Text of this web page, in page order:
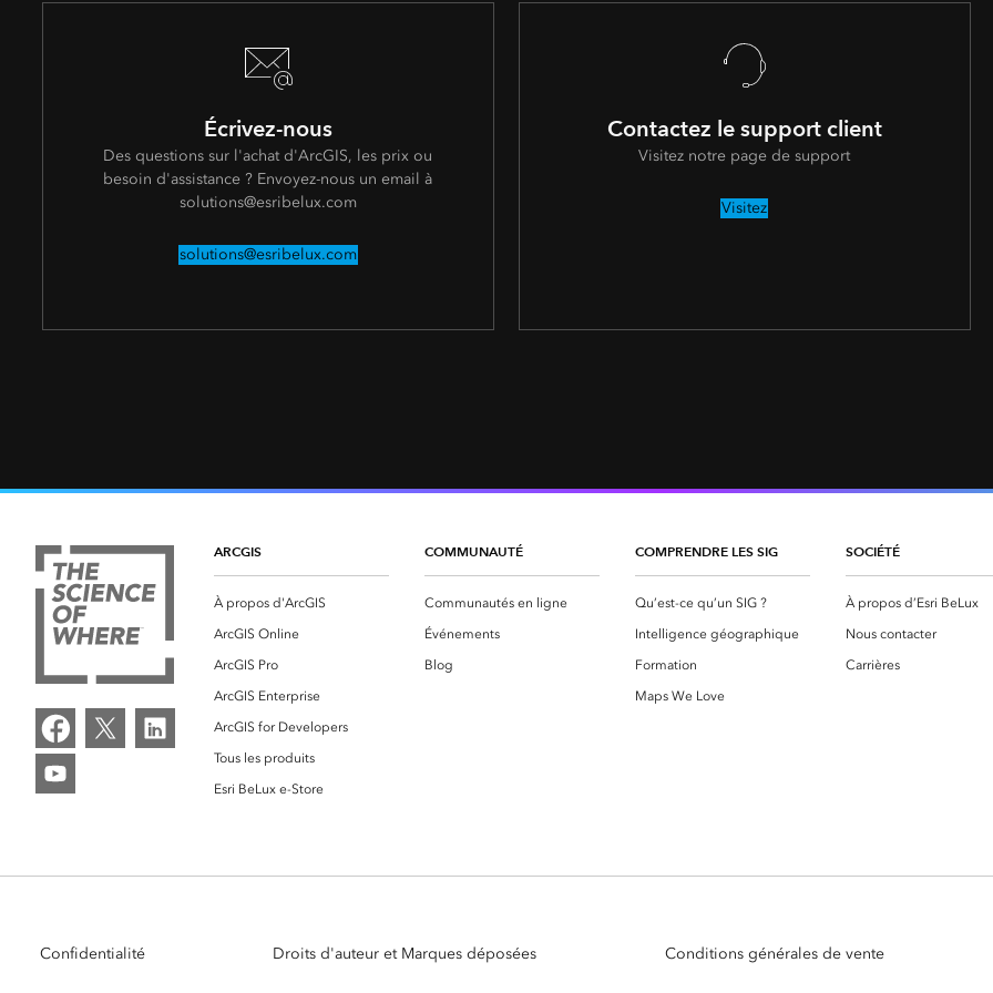
Écrivez-nous
Des questions sur l'achat d'ArcGIS, les prix ou
besoin d'assistance ? Envoyez-nous un email à
solutions@esribelux.com
solutions@esribelux.com
Contactez le support client
Visitez notre page de support
Visitez
ARCGIS
À propos d'ArcGIS
ArcGIS Online
ArcGIS Pro
ArcGIS Enterprise
ArcGIS for Developers
Tous les produits
Esri BeLux e-Store
COMMUNAUTÉ
Communautés en ligne
Événements
Blog
COMPRENDRE LES SIG
Qu’est-ce qu’un SIG ?
Intelligence géographique
Formation
Maps We Love
SOCIÉTÉ
À propos d’Esri BeLux
Nous contacter
Carrières
Confidentialité Droits d'auteur et Marques déposées Conditions générales de vente